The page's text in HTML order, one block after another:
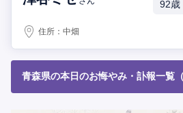
92歳
住所：中畑
青森県の本日のお悔やみ・訃報一覧